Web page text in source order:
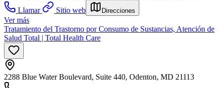
Llamar
Sitio web Direcciones
Ver más
Tratamiento del Trastorno por Consumo de Sustancias, Atención de
Salud Total | Total Health Care
2288 Blue Water Boulevard, Suite 440, Odenton, MD 21113